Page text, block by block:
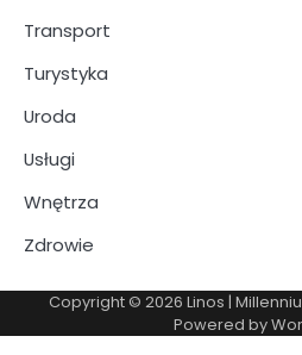
Transport
Turystyka
Uroda
Usługi
Wnętrza
Zdrowie
Copyright © 2026 Linos |
Powered by